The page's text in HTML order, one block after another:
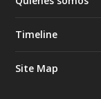
Timeline
Site Map